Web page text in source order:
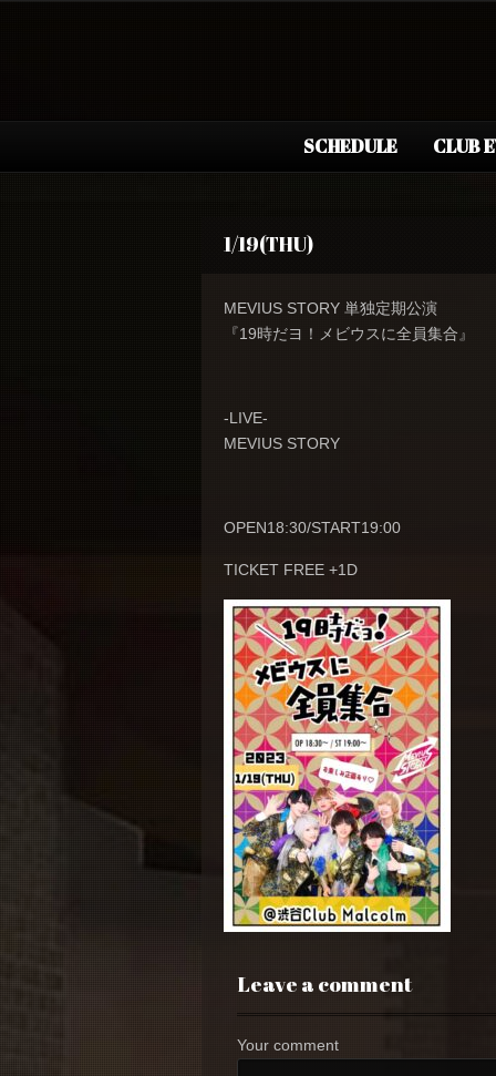
SCHEDULE CLUB
1/19(THU)
MEVIUS STORY 単独定期公演
『19時だヨ！メビウスに全員集合』
-LIVE-
MEVIUS STORY
OPEN18:30/START19:00
TICKET FREE +1D
Leave a comment
Your comment